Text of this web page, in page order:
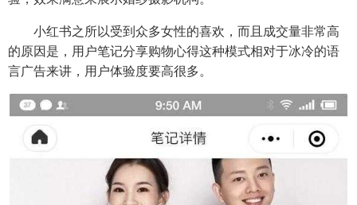
小红书之所以受到众多女性的喜欢，而且成交量非常高
的原因是，用户笔记分享购物心得这种模式相对于冰冷的语
言广告来讲，用户体验度要高很多。